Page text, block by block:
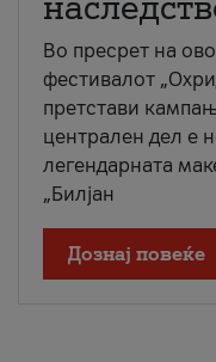
Во пресрет на
фестивалот
претстави
централен дел е
легендарната
„Билјан
Дознај повеќе